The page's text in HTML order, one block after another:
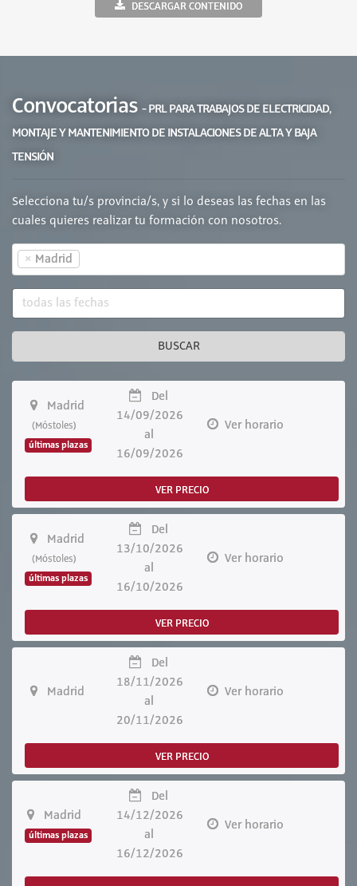
DESCARGAR CONTENIDO
Convocatorias - PRL PARA TRABAJOS DE ELECTRICIDAD,
MONTAJE Y MANTENIMIENTO DE INSTALACIONES DE ALTA Y BAJA
TENSIÓN
Selecciona tu/s provincia/s, y si lo deseas las fechas en las
cuales quieres realizar tu formación con nosotros.
× Madrid
BUSCAR
Madrid
(Móstoles)
últimas plazas
Del
14/09/2026
al
16/09/2026
Ver horario
VER PRECIO
Madrid
(Móstoles)
últimas plazas
Del
13/10/2026
al
16/10/2026
Ver horario
VER PRECIO
Madrid
Del
18/11/2026
al
20/11/2026
Ver horario
VER PRECIO
Madrid
últimas plazas
Del
14/12/2026
al
16/12/2026
Ver horario